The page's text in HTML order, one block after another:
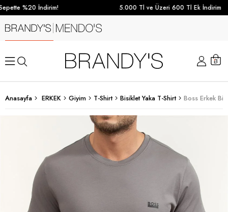
%20 İndirim! 5.000 Tl ve Üzeri 600 Tl Ek İndirim
Anasayfa ERKEK Giyim T-Shirt Bisiklet Yaka T-Shirt Boss Erkek